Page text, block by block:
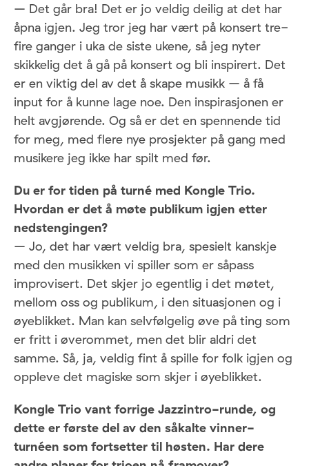
– Det går bra! Det er jo veldig deilig at det har
åpna igjen. Jeg tror jeg har vært på konsert tre-
fire ganger i uka de siste ukene, så jeg nyter
skikkelig det å gå på konsert og bli inspirert. Det
er en viktig del av det å skape musikk – å få
input for å kunne lage noe. Den inspirasjonen er
helt avgjørende. Og så er det en spennende tid
for meg, med flere nye prosjekter på gang med
musikere jeg ikke har spilt med før.
Du er for tiden på turné med Kongle Trio.
Hvordan er det å møte publikum igjen etter
nedstengingen?
– Jo, det har vært veldig bra, spesielt kanskje
med den musikken vi spiller som er såpass
improvisert. Det skjer jo egentlig i det møtet,
mellom oss og publikum, i den situasjonen og i
øyeblikket. Man kan selvfølgelig øve på ting som
er fritt i øverommet, men det blir aldri det
samme. Så, ja, veldig fint å spille for folk igjen og
oppleve det magiske som skjer i øyeblikket.
Kongle Trio vant forrige Jazzintro-runde, og
dette er første del av den såkalte vinner-
turnéen som fortsetter til høsten. Har dere